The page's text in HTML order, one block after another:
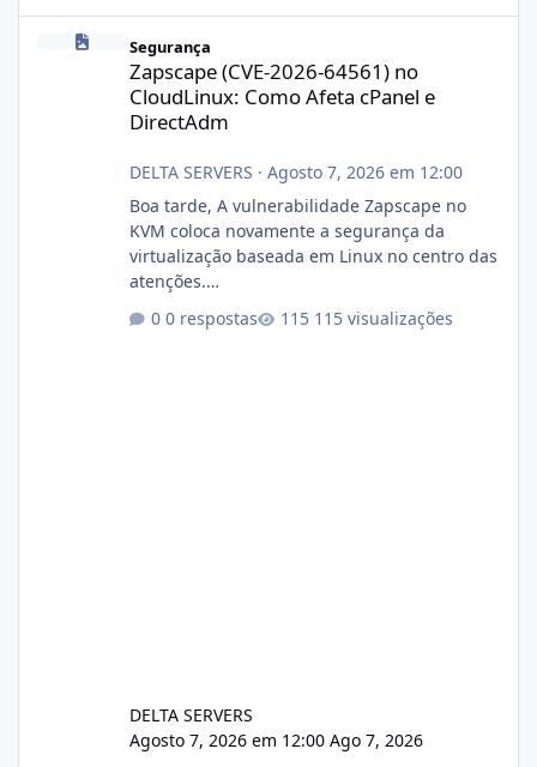
Segurança
Zapscape (CVE-2026-64561) no
CloudLinux: Como Afeta cPanel e
DirectAdm
DELTA SERVERS · Agosto 7, 2026 em 12:00
Boa tarde, A vulnerabilidade Zapscape no
KVM coloca novamente a segurança da
virtualização baseada em Linux no centro das
atenções.
xjx23zz5f Criamos uma breve explicação:
0 respostas 115 visualizações
DELTA SERVERS
Agosto 7, 2026 em 12:00 Ago 7, 2026